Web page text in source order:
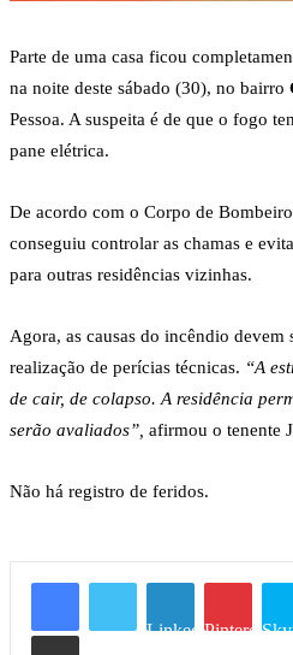
Parte de uma casa ficou
na noite deste sábado (30), no bairro
Pessoa. A suspeita é de que o fogo
pane elétrica.
De acordo com o Corpo de
conseguiu controlar as chamas e
para outras residências vizinhas.
Agora, as causas do incêndio devem
realização de perícias técnicas. “A
de cair, de colapso. A residência
serão avaliados”, afirmou o tenente
Não há registro de feridos.
LinkedinPinterest